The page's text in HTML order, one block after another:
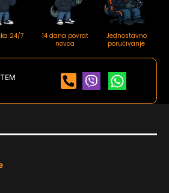
24/7
14 dana povrat
novca
Jednostavno
poručivanje